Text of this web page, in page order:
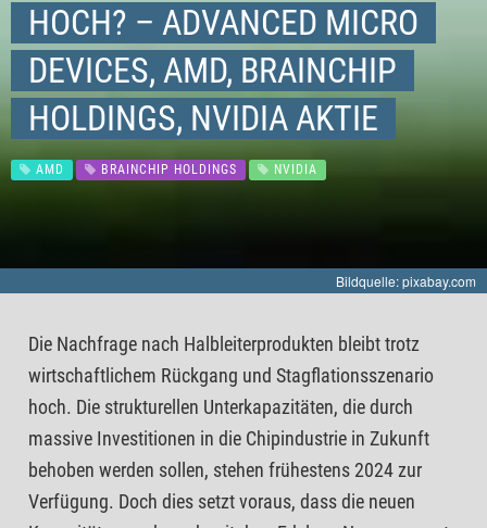
HOCH? – ADVANCED MICRO
DEVICES, AMD, BRAINCHIP
HOLDINGS, NVIDIA AKTIE
AMD BRAINCHIP HOLDINGS NVIDIA
Bildquelle: pixabay.com
Die Nachfrage nach Halbleiterprodukten bleibt trotz
wirtschaftlichem Rückgang und Stagflationsszenario
hoch. Die strukturellen Unterkapazitäten, die durch
massive Investitionen in die Chipindustrie in Zukunft
behoben werden sollen, stehen frühestens 2024 zur
Verfügung. Doch dies setzt voraus, dass die neuen